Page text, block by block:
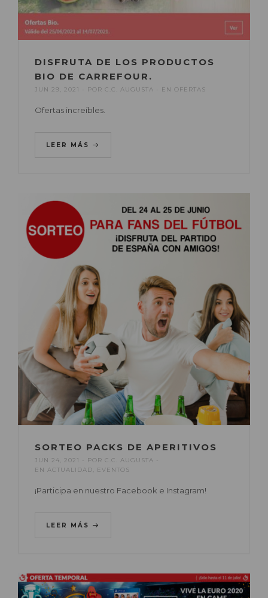
DISFRUTA DE LOS PRODUCTOS
BIO DE CARREFOUR.
JUN 29, 2021 POR C.C. AUGUSTA EN OFERTAS
Ofertas increíbles.
LEER MÁS
SORTEO PACKS DE APERITIVOS
JUN 24, 2021 POR C.C. AUGUSTA
EN ACTUALIDAD EVENTOS
¡Participa en nuestro Facebook e Instagram!
LEER MÁS